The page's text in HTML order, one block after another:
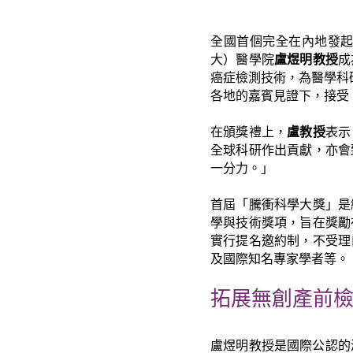
全國首個完全在內地發
大）醫學院盧煜明教授
癌症檢測技術，為醫學
各地的嘉賓見證下，接
在頒獎禮上， 盧教授表
全球科研作出貢獻，亦
一分力。」
首屆「騰衝科學大獎」
學與技術獎項，旨在獎
實行提名邀約制，不受
及國際知名專家學者等。
拓展無創產前
盧煜明教授是國際公認